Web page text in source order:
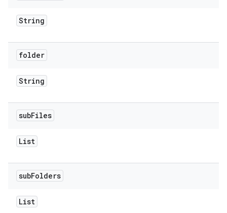
String
folder
String
subFiles
List
subFolders
List